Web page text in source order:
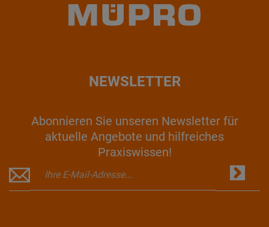
NEWSLETTER
Abonnieren Sie unseren Newsletter für
aktuelle Angebote und hilfreiches
Praxiswissen!